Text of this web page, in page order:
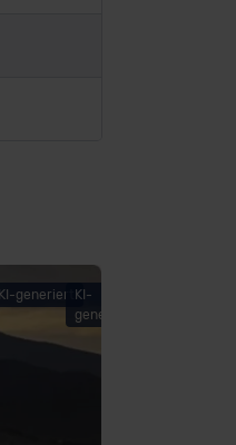
KI-generiert
KI-
generiert